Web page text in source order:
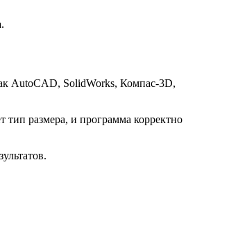
AutoCAD, SolidWorks, Компас-3D,
тип размера, и программа корректно